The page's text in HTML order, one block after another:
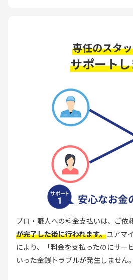
専任のスタ
サポート
安心なお金
プロ・職人への料金支払いは、ご依
が完了した後に行われます。ユアマ
により、「料金を支払ったのにサー
いった金銭トラブルが発生しません。